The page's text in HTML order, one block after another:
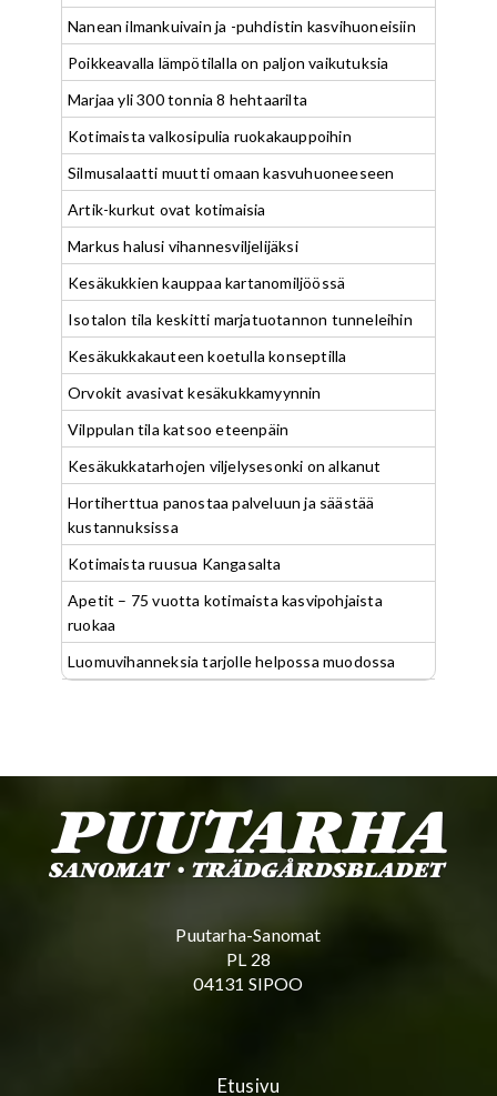
Nanean ilmankuivain ja -puhdistin kasvihuoneisiin
Poikkeavalla lämpötilalla on paljon vaikutuksia
Marjaa yli 300 tonnia 8 hehtaarilta
Kotimaista valkosipulia ruokakauppoihin
Silmusalaatti muutti omaan kasvuhuoneeseen
Artik-kurkut ovat kotimaisia
Markus halusi vihannesviljelijäksi
Kesäkukkien kauppaa kartanomiljöössä
Isotalon tila keskitti marjatuotannon tunneleihin
Kesäkukkakauteen koetulla konseptilla
Orvokit avasivat kesäkukkamyynnin
Vilppulan tila katsoo eteenpäin
Kesäkukkatarhojen viljelysesonki on alkanut
Hortiherttua panostaa palveluun ja säästää
kustannuksissa
Kotimaista ruusua Kangasalta
Apetit – 75 vuotta kotimaista kasvipohjaista
ruokaa
Luomuvihanneksia tarjolle helpossa muodossa
Puutarha-Sanomat
PL 28
04131 SIPOO
Etusivu